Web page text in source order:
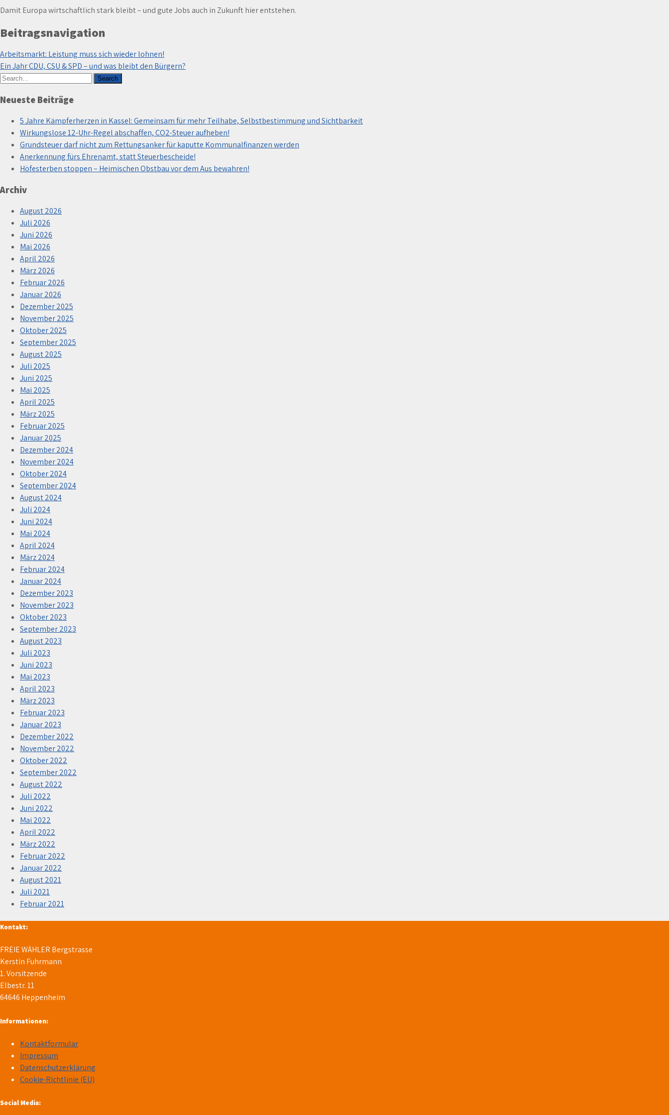
Damit Europa wirtschaftlich stark bleibt – und gute Jobs auch in Zukunft hier entstehen.
Beitragsnavigation
Arbeitsmarkt: Leistung muss sich wieder lohnen!
Ein Jahr CDU, CSU & SPD – und was bleibt den Bürgern?
Neueste Beiträge
5 Jahre Kämpferherzen in Kassel: Gemeinsam für mehr Teilhabe, Selbstbestimmung und Sichtbarkeit
Wirkungslose 12-Uhr-Regel abschaffen, CO2-Steuer aufheben!
Grundsteuer darf nicht zum Rettungsanker für kaputte Kommunalfinanzen werden
Anerkennung fürs Ehrenamt, statt Steuerbescheide!
Höfesterben stoppen – Heimischen Obstbau vor dem Aus bewahren!
Archiv
August 2026
Juli 2026
Juni 2026
Mai 2026
April 2026
März 2026
Februar 2026
Januar 2026
Dezember 2025
November 2025
Oktober 2025
September 2025
August 2025
Juli 2025
Juni 2025
Mai 2025
April 2025
März 2025
Februar 2025
Januar 2025
Dezember 2024
November 2024
Oktober 2024
September 2024
August 2024
Juli 2024
Juni 2024
Mai 2024
April 2024
März 2024
Februar 2024
Januar 2024
Dezember 2023
November 2023
Oktober 2023
September 2023
August 2023
Juli 2023
Juni 2023
Mai 2023
April 2023
März 2023
Februar 2023
Januar 2023
Dezember 2022
November 2022
Oktober 2022
September 2022
August 2022
Juli 2022
Juni 2022
Mai 2022
April 2022
März 2022
Februar 2022
Januar 2022
August 2021
Juli 2021
Februar 2021
Kontakt:
FREIE WÄHLER Bergstrasse
Kerstin Fuhrmann
1. Vorsitzende
Elbestr. 11
64646 Heppenheim
Informationen:
Kontaktformular
Impressum
Datenschutzerklärung
Cookie-Richtlinie (EU)
Social Media: